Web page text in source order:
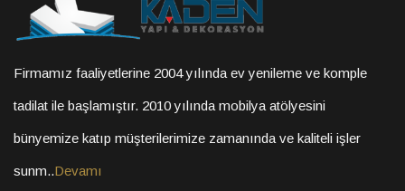
Firmamız faaliyetlerine 2004 yılında ev yenileme ve komple
tadilat ile başlamıştır. 2010 yılında mobilya atölyesini
bünyemize katıp müşterilerimize zamanında ve kaliteli işler
sunm..Devamı